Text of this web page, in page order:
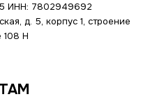
ИНН: 7802949692
д. 5, корпус 1, строение
108 Н